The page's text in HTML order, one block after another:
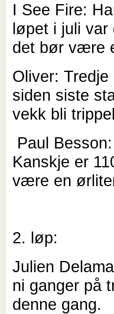
I See Fire:
løpet i juli var
det bør være
Oliver:
siden siste
vekk bli
Paul
Kanskje er
være en
2. løp:
Julien
ni ganger på
denne gang.